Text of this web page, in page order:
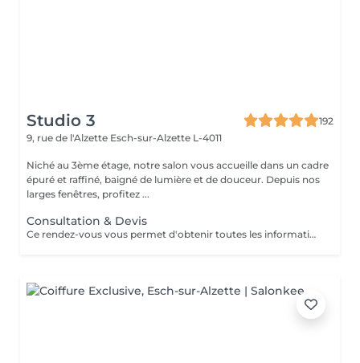
Studio 3
192
9, rue de l'Alzette Esch-sur-Alzette L-4011
Niché au 3ème étage, notre salon vous accueille dans un cadre
épuré et raffiné, baigné de lumière et de douceur. Depuis nos
larges fenêtres, profitez ...
Consultation & Devis
Ce rendez-vous vous permet d'obtenir toutes les informations nécessaires avant votre prestation : - conseils personnalisés - étude de vos besoins - diagnostic du cheveu Le montant de la consultation sera déduit de votre prestation finale si vous réservez immédiatement après ce rendez-vous.